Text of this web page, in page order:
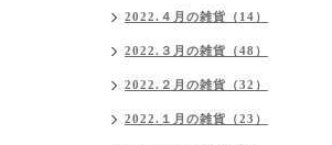
2022.４月の雑貨（14）
2022.３月の雑貨（48）
2022.２月の雑貨（32）
2022.１月の雑貨（23）